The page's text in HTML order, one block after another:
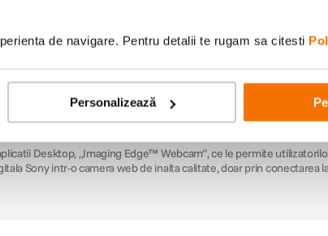
de navigare. Pentru detalii te rugam sa citesti
Personalizează
pentru apeluri video si transmisiuni live
Desktop, „Imaging Edge™ Webcam”, ce le permite
Sony intr-o camera web de inalta calitate, doar prin conectarea